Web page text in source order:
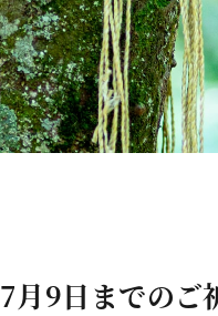
7月9日までのご